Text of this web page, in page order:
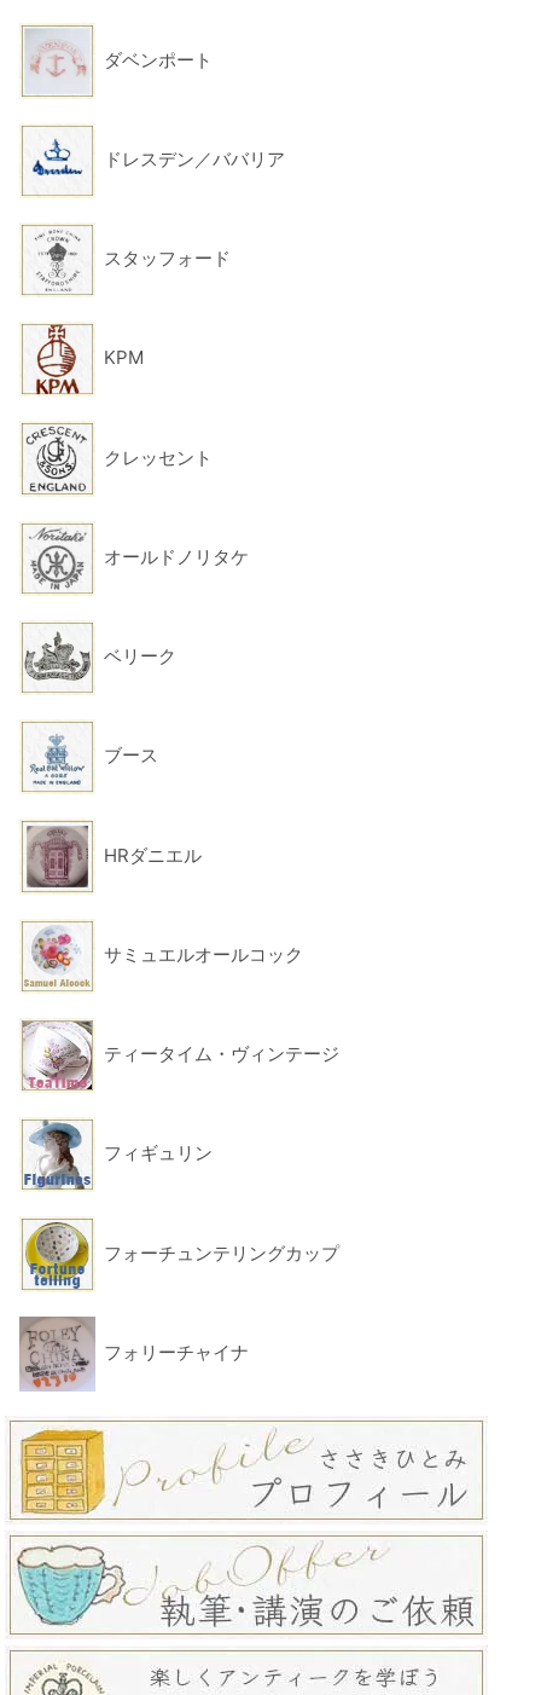
ダベンポート
ドレスデン／ババリア
スタッフォード
KPM
クレッセント
オールドノリタケ
ベリーク
ブース
HRダニエル
サミュエルオールコック
ティータイム・ヴィンテージ
フィギュリン
フォーチュンテリングカップ
フォリーチャイナ